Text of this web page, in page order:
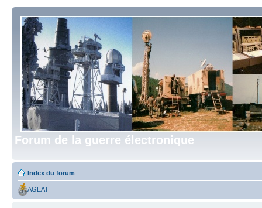
Forum de la guerre électronique
Index du forum
AGEAT